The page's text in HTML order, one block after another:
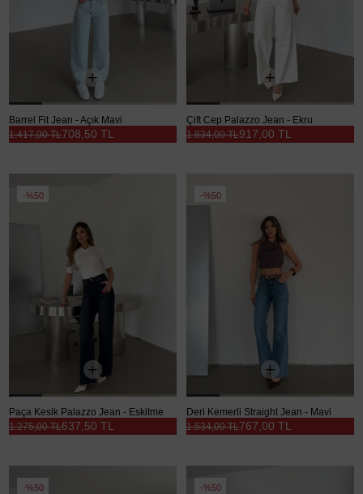
Barrel Fit Jean - Açık Mavi
708,50 TL
1.417,00 TL
Çift Cep Palazzo Jean - Ekru
917,00 TL
1.834,00 TL
%50
Paça Kesik Palazzo Jean - Eskitme
637,50 TL
1.275,00 TL
%50
Deri Kemerli Straight Jean - Mavi
767,00 TL
1.534,00 TL
%50 %50